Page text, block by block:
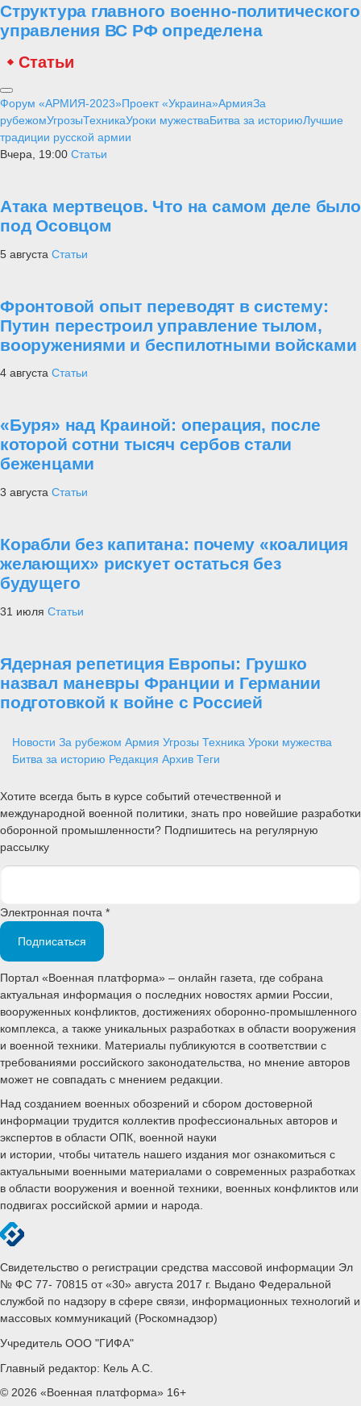
Структура главного военно-политического
управления ВС РФ определена
Статьи
Форум «АРМИЯ-2023»Проект «Украина»АрмияЗа
рубежомУгрозыТехникаУроки мужестваБитва за историюЛучшие
традиции русской армии
Вчера, 19:00 Статьи
Атака мертвецов. Что на самом деле было
под Осовцом
5 августа Статьи
Фронтовой опыт переводят в систему:
Путин перестроил управление тылом,
вооружениями и беспилотными войсками
4 августа Статьи
«Буря» над Краиной: операция, после
которой сотни тысяч сербов стали
беженцами
3 августа Статьи
Корабли без капитана: почему «коалиция
желающих» рискует остаться без
будущего
31 июля Статьи
Ядерная репетиция Европы: Грушко
назвал маневры Франции и Германии
подготовкой к войне с Россией
Новости За рубежом Армия Угрозы Техника Уроки мужества
Битва за историю Редакция Архив Теги
Хотите всегда быть в курсе событий отечественной и
международной военной политики, знать про новейшие разработки
оборонной промышленности? Подпишитесь на регулярную
рассылку
Электронная почта *
Подписаться
Портал «Военная платформа» – онлайн газета, где собрана
актуальная информация о последних новостях армии России,
вооруженных конфликтов, достижениях оборонно-промышленного
комплекса, а также уникальных разработках в области вооружения
и военной техники. Материалы публикуются в соответствии с
требованиями российского законодательства, но мнение авторов
может не совпадать с мнением редакции.
Над созданием военных обозрений и сбором достоверной
информации трудится коллектив профессиональных авторов и
экспертов в области ОПК, военной науки
и истории, чтобы читатель нашего издания мог ознакомиться с
актуальными военными материалами о современных разработках
в области вооружения и военной техники, военных конфликтов или
подвигах российской армии и народа.
Свидетельство о регистрации средства массовой информации Эл
№ ФС 77- 70815 от «30» августа 2017 г. Выдано Федеральной
службой по надзору в сфере связи, информационных технологий и
массовых коммуникаций (Роскомнадзор)
Учредитель ООО "ГИФА"
Главный редактор: Кель А.С.
© 2026 «Военная платформа» 16+